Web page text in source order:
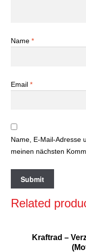
Name *
Email *
Name, E-Mail-Adresse
meinen nächsten
Related
Kraftrad –